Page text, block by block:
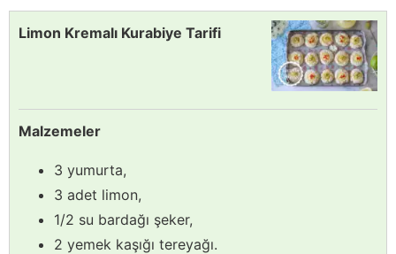
Limon Kremalı Kurabiye Tarifi
Malzemeler
3 yumurta,
3 adet limon,
1/2 su bardağı şeker,
2 yemek kaşığı tereyağı.